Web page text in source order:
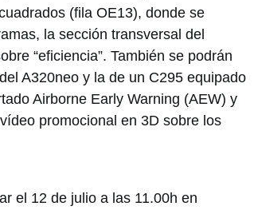
(fila OE13), donde se
la sección transversal del
“eficiencia”. También se podrán
A320neo y la de un C295 equipado
Airborne Early Warning (AEW) y
promocional en 3D sobre los
el 12 de julio a las 11.00h en